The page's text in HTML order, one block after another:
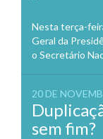
Nesta terça-
Geral da
o Secretário
20 DE
sem fim?